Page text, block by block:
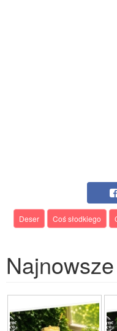
Deser Coś słodkiego